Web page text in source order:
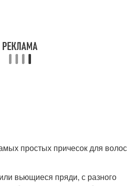
простых причесок для волос
вьющиеся пряди, с разного